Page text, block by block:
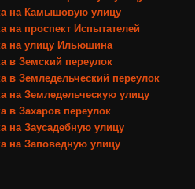
на Камышовую улицу
на проспект Испытателей
на улицу Ильюшина
в Земский переулок
в Земледельческий переулок
на Земледельческую улицу
в Захаров переулок
на Заусадебную улицу
на Заповедную улицу